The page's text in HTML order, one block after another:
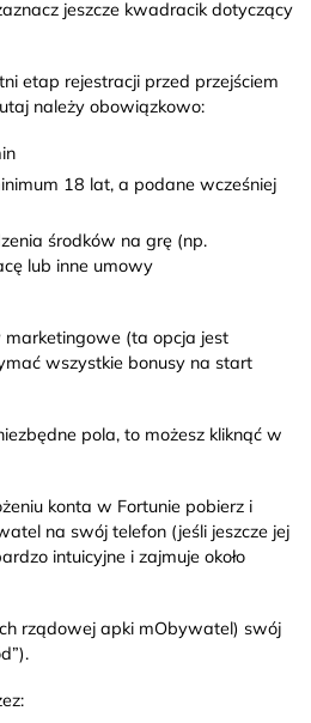
jeszcze kwadracik dotyczący
etap rejestracji przed przejściem
należy obowiązkowo:
18 lat, a podane wcześniej
środków na grę (np.
lub inne umowy
marketingowe (ta opcja jest
wszystkie bonusy na start
pola, to możesz kliknąć w
konta w Fortunie pobierz i
na swój telefon (jeśli jeszcze jej
intuicyjne i zajmuje około
rządowej apki mObywatel) swój